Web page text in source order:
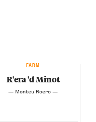
FARM
R'era 'd Minot
— Monteu Roero —